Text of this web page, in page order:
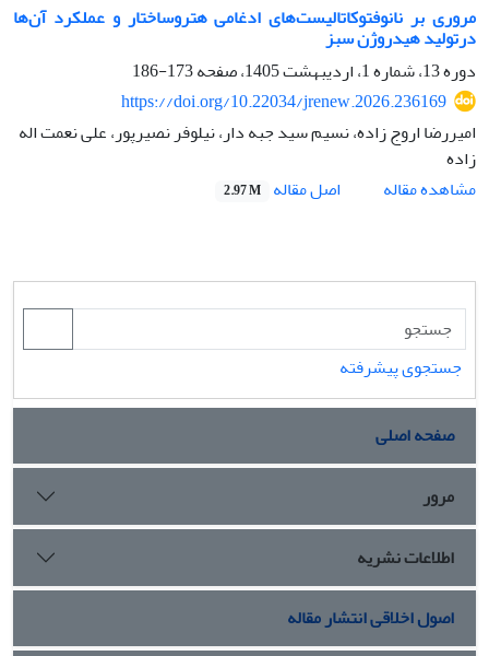
مروری بر نانوفتوکاتالیست‌های ادغامی هتروساختار و عملکرد آن‌ها
درتولید هیدروژن سبز
دوره 13، شماره 1، اردیبهشت 1405، صفحه
173-186
https://doi.org/10.22034/jrenew.2026.236169
امیررضا اروج زاده، نسیم سید جبه دار، نیلوفر نصیرپور، علی نعمت اله
زاده
مشاهده مقاله
اصل مقاله 2.97 M
جستجوی پیشرفته
صفحه اصلی
مرور
اطلاعات نشریه
اصول اخلاقی انتشار مقاله